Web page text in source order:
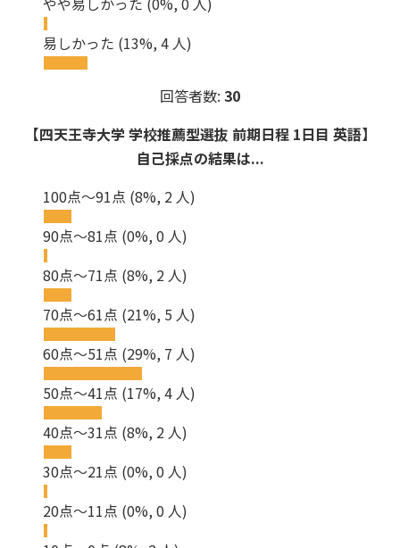
易しかった (13%, 4 人)
回答者数: 30
【四天王寺大学 学校推薦型選抜 前期日程 1日目 英語】
自己採点の結果は...
100点～91点 (8%, 2 人)
90点～81点 (0%, 0 人)
80点～71点 (8%, 2 人)
70点～61点 (21%, 5 人)
60点～51点 (29%, 7 人)
50点～41点 (17%, 4 人)
40点～31点 (8%, 2 人)
30点～21点 (0%, 0 人)
20点～11点 (0%, 0 人)